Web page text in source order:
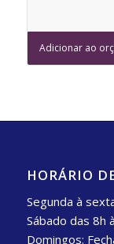
Adicionar ao
HORÁRIO
Segunda à
Sábado das 8h
Domingos: